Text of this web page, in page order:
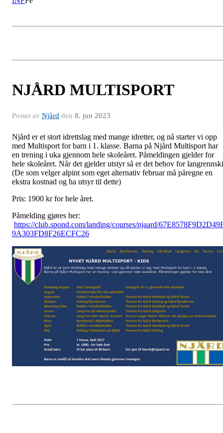
NJÅRD MULTISPORT
Postet av Njård den 8. jun 2023
Njård er et stort idrettslag med mange idretter, og nå starter vi opp
med Multisport for barn i 1. klasse. Barna på Njård Multisport har
en trening i uka gjennom hele skoleåret. Påmeldingen gjelder for
hele skoleåret. Når det gjelder utstyr så er det behov for
(De som velger alpint som eget alternativ februar må påregne en
ekstra kostnad og ha utsyr til dette)
Pris: 1900 kr for hele året.
Påmelding gjøres her:
https://club.spond.com/landing/courses/njaard/
9A303FD8F26ECFC26